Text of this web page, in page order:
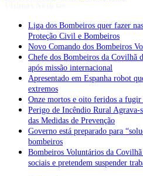
Liga dos Bombeiros quer fazer
Proteção Civil e Bombeiros
Novo Comando dos Bombeiros
Chefe dos Bombeiros da Covilhã
após missão internacional
Apresentado em Espanha robot
extremos
Onze mortos e oito feridos a fugir
Perigo de Incêndio Rural
das Medidas de Prevenção
Governo está preparado para
bombeiros
Bombeiros Voluntários da
sociais e pretendem suspender